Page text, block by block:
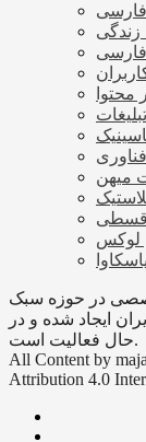
محتوا
تبلیغات
فناوری
میهن
قسطی
لوکس
در حوزه سبک
ایجاد شده و در
حال فعالیت است.
All Content by
Attribution 4.0